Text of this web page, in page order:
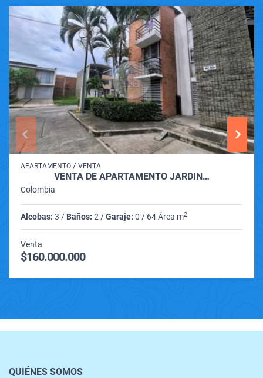
APARTAMENTO / VENTA
VENTA DE APARTAMENTO JARDIN…
Colombia
Alcobas: 3 / Baños: 2 /Garaje: 0 / 64 Área m2
Venta
$160.000.000
QUIÉNES SOMOS